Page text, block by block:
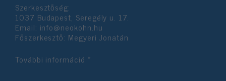
Szerkesztőség:
1037 Budapest, Seregély u. 17.
Email: info@neokohn.hu
Főszerkesztő: Megyeri Jonatán
További információ »